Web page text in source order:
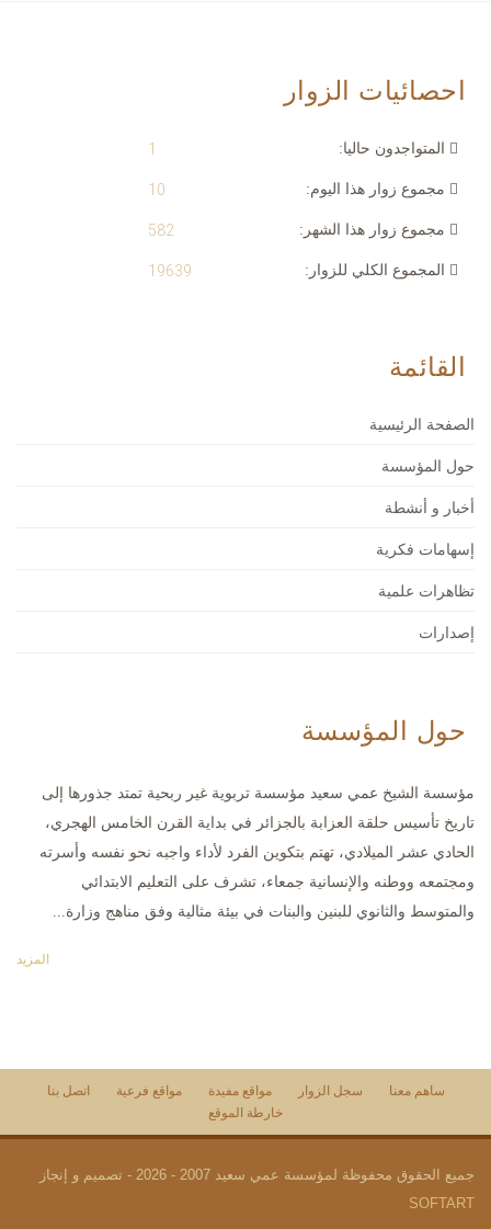
احصائيات الزوار
المتواجدون حاليا: 1
مجموع زوار هذا اليوم: 10
مجموع زوار هذا الشهر: 582
المجموع الكلي للزوار: 19639
القائمة
الصفحة الرئيسية
حول المؤسسة
أخبار و أنشطة
إسهامات فكرية
تظاهرات علمية
إصدارات
حول المؤسسة
مؤسسة الشيخ عمي سعيد مؤسسة تربوية غير ربحية تمتد جذورها إلى
تاريخ تأسيس حلقة العزابة بالجزائر في بداية القرن الخامس الهجري،
الحادي عشر الميلادي، تهتم بتكوين الفرد لأداء واجبه نحو نفسه وأسرته
ومجتمعه ووطنه والإنسانية جمعاء، تشرف على التعليم الابتدائي
والمتوسط والثانوي للبنين والبنات في بيئة مثالية وفق مناهج وزارة...
المزيد
ساهم معنا سجل الزوار مواقع مفيدة مواقع فرعية
اتصل بنا
خارطة الموقع
جميع الحقوق محفوظة لمؤسسة عمي سعيد 2007 - 2026 - تصميم و إنجاز
SOFTART